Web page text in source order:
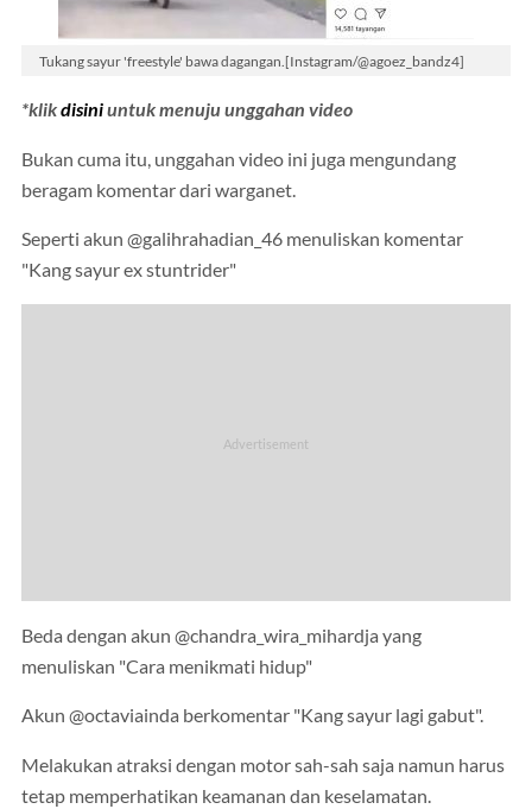
Tukang sayur 'freestyle' bawa dagangan.[Instagram/@agoez_bandz4]
*klikdisiniuntuk menuju unggahan video
Bukan cuma itu, unggahan video ini juga mengundang
beragam komentar dari warganet.
Seperti akun @galihrahadian_46 menuliskan komentar
"Kang sayur ex stuntrider"
Beda dengan akun @chandra_wira_mihardja yang
menuliskan "Cara menikmati hidup"
Akun @octaviainda berkomentar "Kang sayur lagi gabut".
Melakukan atraksi dengan motor sah-sah saja namun harus
tetap memperhatikan keamanan dan keselamatan.